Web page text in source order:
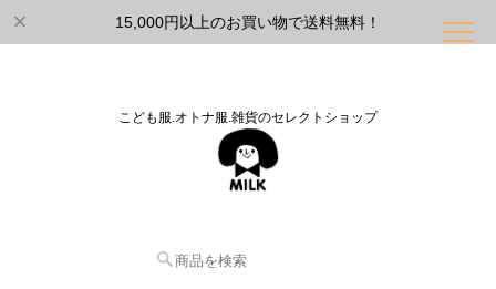
15,000円以上のお買い物で送料無料！
こども服.オトナ服.雑貨のセレクトショップ